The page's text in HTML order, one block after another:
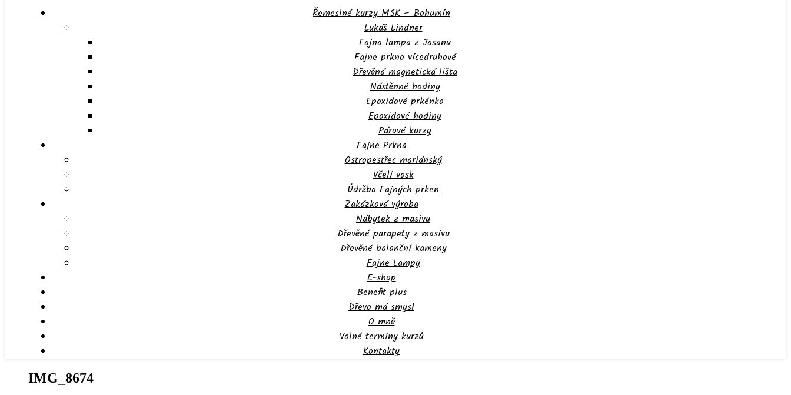
Řemeslné kurzy MSK – Bohumín
Lukáš Lindner
Fajna lampa z Jasanu
Fajne prkno vícedruhové
Dřevěná magnetická lišta
Nástěnné hodiny
Epoxidové prkénko
Epoxidové hodiny
Párové kurzy
Fajne Prkna
Ostropestřec mariánský
Včelí vosk
Údržba Fajných prken
Zakázková výroba
Nábytek z masivu
Dřevěné parapety z masivu
Dřevěné balanční kameny
Fajne Lampy
E-shop
Benefit plus
Dřevo má smysl
O mně
Volné termíny kurzů
Kontakty
IMG_8674